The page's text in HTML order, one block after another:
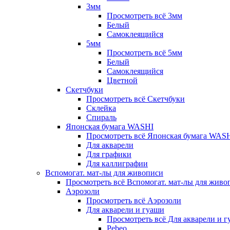
3мм
Просмотреть всё 3мм
Белый
Самоклеящийся
5мм
Просмотреть всё 5мм
Белый
Самоклеящийся
Цветной
Скетчбуки
Просмотреть всё Скетчбуки
Склейка
Спираль
Японская бумага WASHI
Просмотреть всё Японская бумага
Для акварели
Для графики
Для каллиграфии
Вспомогат. мат-лы для живописи
Просмотреть всё Вспомогат. мат-лы для
Аэрозоли
Просмотреть всё Аэрозоли
Для акварели и гуаши
Просмотреть всё Для акварели и
Pebeo